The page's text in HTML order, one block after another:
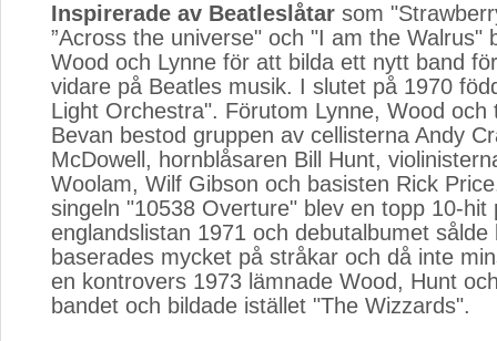
Inspirerade av Beatleslåtar som
”Across the universe" och "I am the Walrus"
Wood och Lynne för att bilda ett nytt band
vidare på Beatles musik. I slutet på 1970
Light Orchestra". Förutom Lynne, Wood och
Bevan bestod gruppen av cellisterna Andy
McDowell, hornblåsaren Bill Hunt,
Woolam, Wilf Gibson och basisten Rick
singeln "10538 Overture" blev en topp 10-hit
englandslistan 1971 och debutalbumet sålde
baserades mycket på stråkar och då inte
en kontrovers 1973 lämnade Wood, Hunt
bandet och bildade istället "The Wizzards".